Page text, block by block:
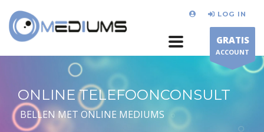
LOG IN
GRATIS
ACCOUNT
ONLINE TELEFOONCONSULT
BELLEN MET ONLINE MEDIUMS